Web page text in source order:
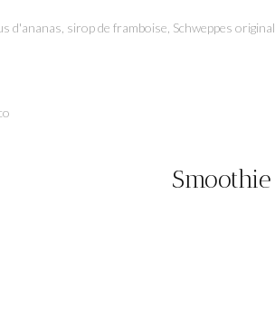
d'ananas, sirop de framboise, Schweppes original
Smoothie